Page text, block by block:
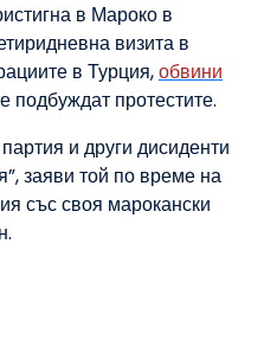
в Мароко в
визита в
в Турция,обвини
подбуждат протестите.
и други дисиденти
заяви той по време на
със своя марокански